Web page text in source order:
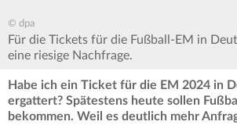
© dpa
Für die Tickets für die Fußball-EM in
eine riesige Nachfrage.
Habe ich ein Ticket für die EM 2024 in
ergattert? Spätestens heute sollen
bekommen. Weil es deutlich mehr